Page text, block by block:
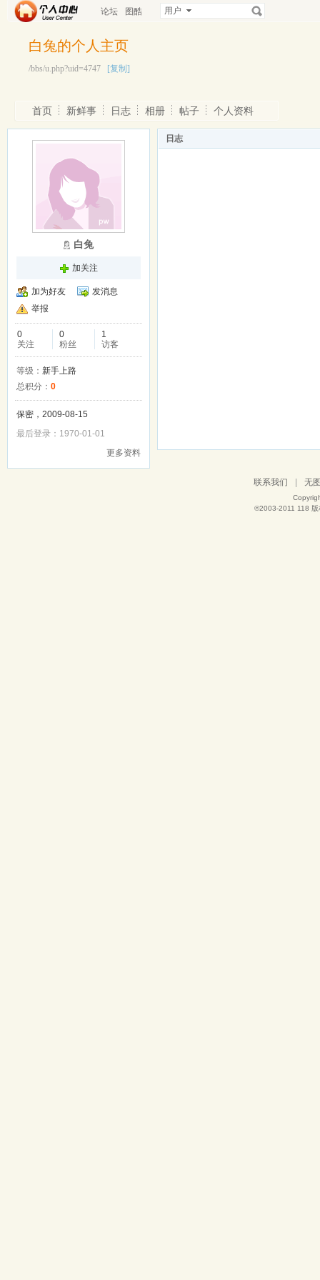
论坛 图酷 用户
白兔的个人主页
/bbs/u.php?uid=4747 [复制]
首页 新鲜事 日志 相册 帖子 个人资料
白兔
加关注
加为好友
发消息
举报
0
关注
0
粉丝
1
访客
等级： 新手上路
总积分： 0
保密，2009-08-15
最后登录：1970-01-01
更多资料
日志
联系我们 无
©2003-2011 118